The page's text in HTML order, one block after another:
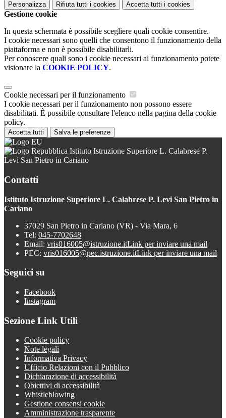
Personalizza Rifiuta tutti i cookies Accetta tutti i cookies
Gestione cookie
In questa schermata è possibile scegliere quali cookie consentire.
I cookie necessari sono quelli che consentono il funzionamento della
piattaforma e non è possibile disabilitarli.
Per conoscere quali sono i cookie necessari al funzionamento potete
visionare la COOKIE POLICY.
Cookie necessari per il funzionamento
I cookie necessari per il funzionamento non possono essere
disabilitati. È possibile consultare l'elenco nella pagina della cookie
policy.
Accetta tutti Salva le preferenze
Istituto Istruzione Superiore L. Calabrese P.
Levi San Pietro in Cariano
Contatti
Istituto Istruzione Superiore L. Calabrese P. Levi San Pietro in
Cariano
37029 San Pietro in Cariano (VR) - Via Mara, 6
Tel: 045-7702648
Email: vris016005@istruzione.itLink per inviare una mail
PEC: vris016005@pec.istruzione.itLink per inviare una mail
Seguici su
Facebook
Instagram
Sezione Link Utili
Cookie policy
Note legali
Informativa Privacy
Ufficio Relazioni con il Pubblico
Dichiarazione di accessibilità
Obiettivi di accessibilità
Whistleblowing
Gestione consensi cookie
Amministrazione trasparente